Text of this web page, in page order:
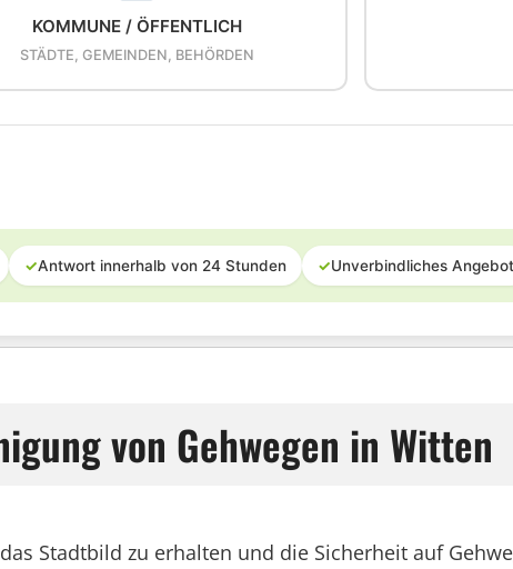
KOMMUNE / ÖFFENTLICH
STÄDTE, GEMEINDEN, BEHÖRDEN
✓Antwort innerhalb von 24 Stunden ✓Unverbindliches Angebot
von Gehwegen in Witten
Stadtbild zu erhalten und die Sicherheit auf